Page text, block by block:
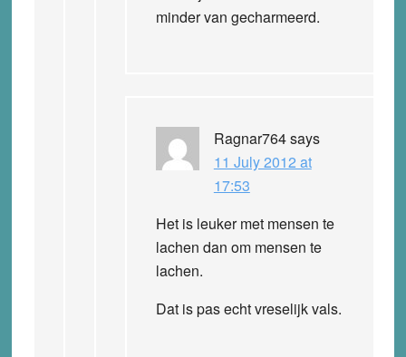
minder van gecharmeerd.
Ragnar764says
11 July 2012 at
17:53
Het is leuker met mensen te
lachen dan om mensen te
lachen.
Dat is pas echt vreselijk vals.